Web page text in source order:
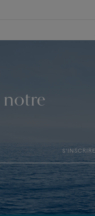
notre
S'INSCRIRE